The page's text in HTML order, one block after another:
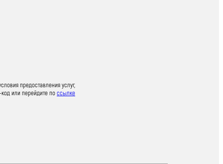
предоставления услуг,
код или перейдите поссылке